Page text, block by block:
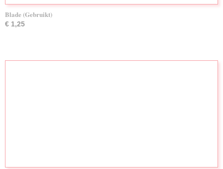
Blade (Gebruikt)
€ 1,25